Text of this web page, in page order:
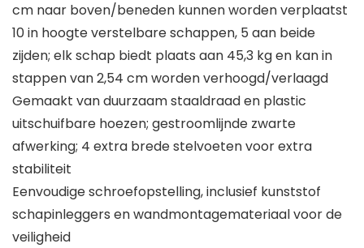
cm naar boven/beneden kunnen worden verplaatst
10 in hoogte verstelbare schappen, 5 aan beide
zijden; elk schap biedt plaats aan 45,3 kg en kan in
stappen van 2,54 cm worden verhoogd/verlaagd
Gemaakt van duurzaam staaldraad en plastic
uitschuifbare hoezen; gestroomlijnde zwarte
afwerking; 4 extra brede stelvoeten voor extra
stabiliteit
Eenvoudige schroefopstelling, inclusief kunststof
schapinleggers en wandmontagemateriaal voor de
veiligheid